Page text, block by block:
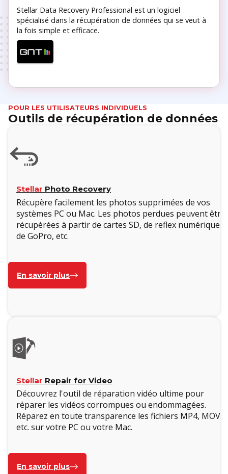
Stellar Data Recovery Professional est un logiciel
spécialisé dans la récupération de données qui se veut à
la fois simple et efficace.
POUR LES UTILISATEURS INDIVIDUELS
Outils de récupération de données
Stellar Photo Recovery
Récupère facilement les photos supprimées de vos
systèmes PC ou Mac. Les photos perdues peuvent être
récupérées à partir de cartes SD, de reflex numériques,
de GoPro, etc.
En savoir plus
Stellar Repair for Video
Découvrez l'outil de réparation vidéo ultime pour
réparer les vidéos corrompues ou endommagées.
Réparez en toute transparence les fichiers MP4, MOV,
etc. sur votre PC ou votre Mac.
En savoir plus